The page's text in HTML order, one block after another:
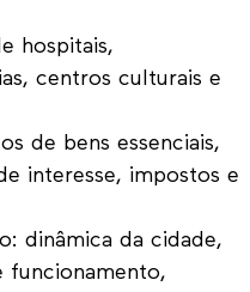
hospitais,
centros culturais e
de bens essenciais,
interesse, impostos e
dinâmica da cidade,
funcionamento,